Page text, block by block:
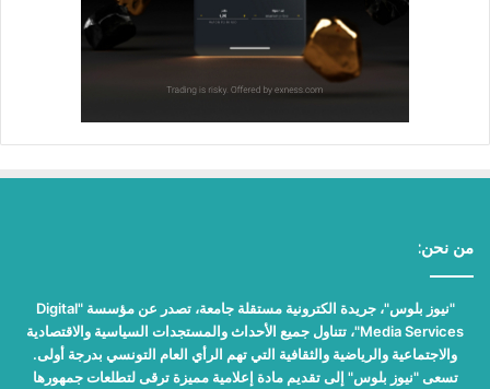
من نحن:
"نيوز بلوس"، جريدة الكترونية مستقلة جامعة، تصدر عن مؤسسة "Digital
Media Services"، تتناول جميع الأحداث والمستجدات السياسية والاقتصادية
والاجتماعية والرياضية والثقافية التي تهم الرأي العام التونسي بدرجة أولى.
تسعى "نيوز بلوس" إلى تقديم مادة إعلامية مميزة ترقى لتطلعات جمهورها